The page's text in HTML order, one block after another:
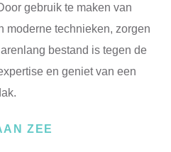
gebruik te maken van
moderne technieken, zorgen
bestand is tegen de
en geniet van een
ZEE